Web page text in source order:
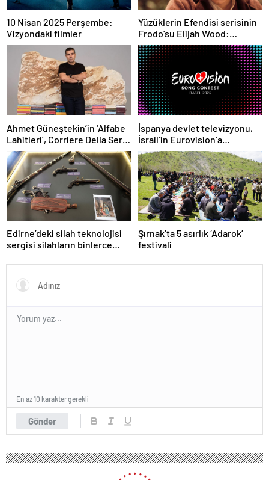
10 Nisan 2025 Perşembe:
Vizyondaki filmler
Yüzüklerin Efendisi serisinin
Frodo’su Elijah Wood:
Filmlerde yüksek paralar
kazanmadım
Ahmet Güneştekin’in ‘Alfabe
Lahitleri’, Corriere Della Sera
kapağında
İspanya devlet televizyonu,
İsrail’in Eurovision’a
katılımına karşı çıktı
Edirne’deki silah teknolojisi
sergisi silahların binlerce
Şırnak’ta 5 asırlık ‘Adarok’
festivali
Gönder
En az 10 karakter gerekli